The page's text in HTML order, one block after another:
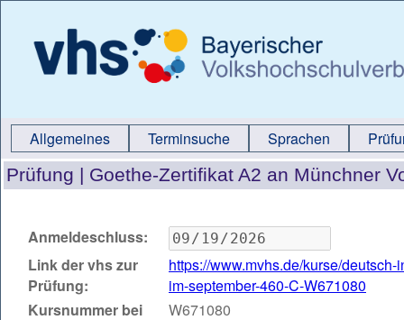
Allgemeines Terminsuche Sprachen
Prüfung | Goethe-Zertifikat A2 an Münchner
Anmeldeschluss:
Link der vhs zur
Prüfung:
https://www.mvhs.de/kurse/
im-september-460-C-W671080
Kursnummer bei
W671080